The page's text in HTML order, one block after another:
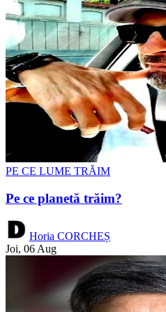
PE CE LUME TRĂIM
Pe ce planetă trăim?
Horia CORCHEȘ
Joi, 06 Aug